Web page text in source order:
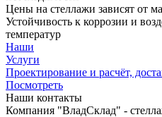
Цены на стеллажи зависят от
Устойчивость к коррозии и
температур
Наши
Услуги
Проектирование и расчёт,
Посмотреть
Наши контакты
Компания "ВладСклад" -